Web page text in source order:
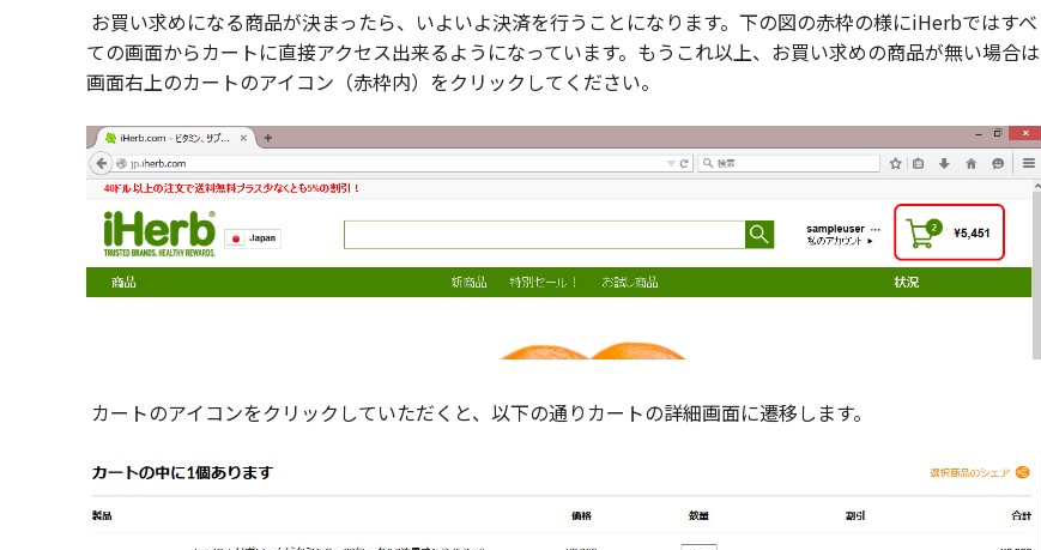
お買い求めになる商品が決まったら、いよいよ決済を行うことになります。下の図の赤枠の様にiHerbではすべ
ての画面からカートに直接アクセス出来るようになっています。もうこれ以上、お買い求めの商品が無い場合は
画面右上のカートのアイコン（赤枠内）をクリックしてください。
カートのアイコンをクリックしていただくと、以下の通りカートの詳細画面に遷移します。